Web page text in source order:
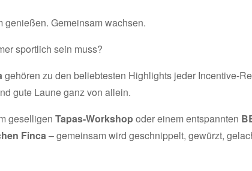
genießen. Gemeinsam wachsen.
sportlich sein muss?
gehören zu den beliebtesten Highlights jeder Incentive-
gute Laune ganz von allein.
geselligen Tapas-Workshop oder einem entspannten
Finca– gemeinsam wird geschnippelt, gewürzt,